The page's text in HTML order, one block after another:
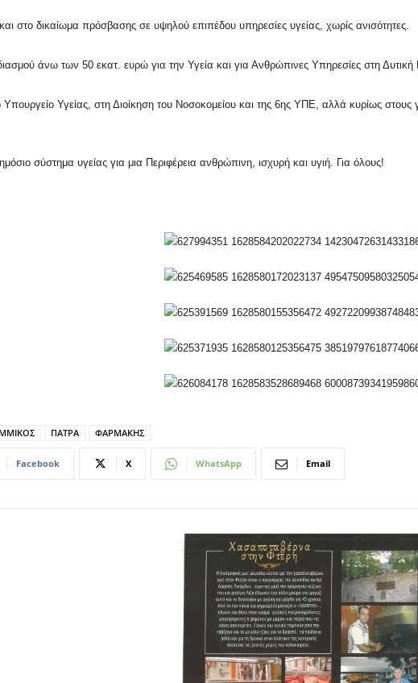
στο δικαίωμα πρόσβασης σε υψηλού επιπέδου υπηρεσίες υγείας, χωρίς ανισότητες.
άνω των 50 εκατ. ευρώ για την Υγεία και για Ανθρώπινες Υπηρεσίες στη
Υγείας, στη Διοίκηση του Νοσοκομείου και της 6ης ΥΠΕ, αλλά κυρίως στους
σύστημα υγείας για μια Περιφέρεια ανθρώπινη, ισχυρή και υγιή. Για όλους!
ΠΑΤΡΑ ΦΑΡΜΑΚΗΣ
Facebook X WhatsApp Email